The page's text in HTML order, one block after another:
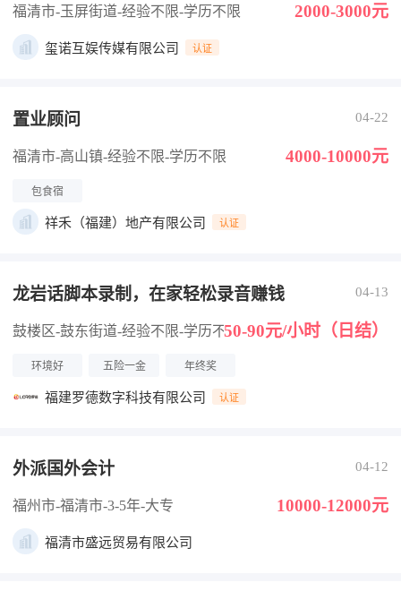
福清市-玉屏街道-经验不限-学历不限 2000-3000元
玺诺互娱传媒有限公司 认证
置业顾问 04-22
福清市-高山镇-经验不限-学历不限 4000-10000元
包食宿
祥禾（福建）地产有限公司 认证
龙岩话脚本录制，在家轻松录音赚钱 04-13
鼓楼区-鼓东街道-经验不限-学历不限50-90元/小时（日结）
环境好 五险一金 年终奖
福建罗德数字科技有限公司 认证
外派国外会计 04-12
福州市-福清市-3-5年-大专 10000-12000元
福清市盛远贸易有限公司